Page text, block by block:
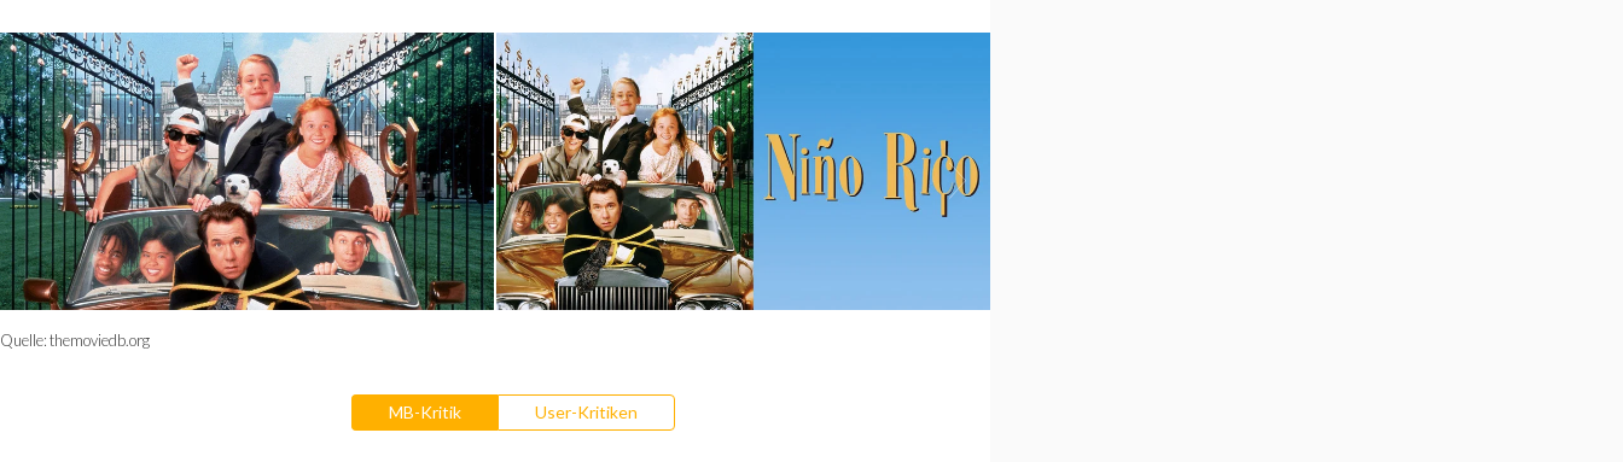
Quelle:themoviedb.org
MB-Kritik User-Kritiken